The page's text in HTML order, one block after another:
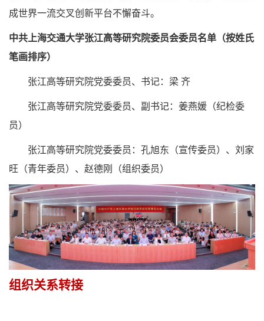
成世界一流交叉创新平台不懈奋斗。
中共上海交通大学张江高等研究院委员会委员名单 （按姓氏
笔画排序）
张江高等研究院党委委员、书记：梁 齐
张江高等研究院党委委员、副书记：姜燕媛（纪检委
员）
张江高等研究院党委委员：孔旭东（宣传委员）、刘家
旺（青年委员）、赵德刚（组织委员）
组织关系转接